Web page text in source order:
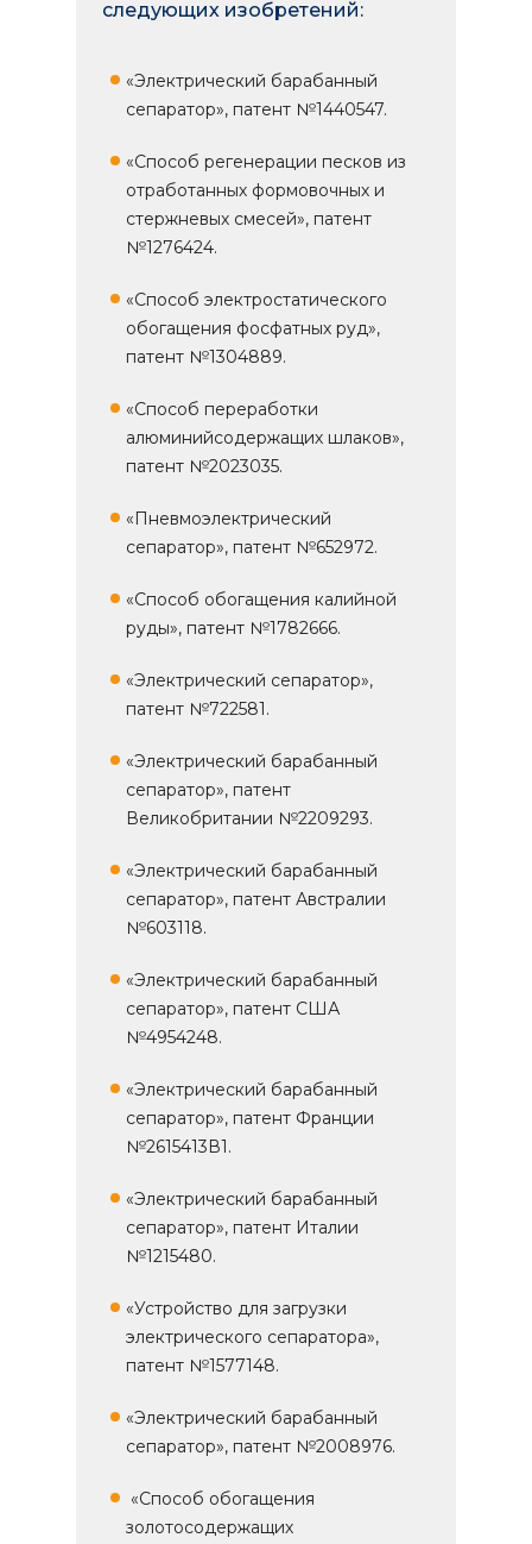
следующих изобретений:
«Электрический барабанный
сепаратор», патент №1440547.
«Способ регенерации песков из
отработанных формовочных и
стержневых смесей», патент
№1276424.
«Способ электростатического
обогащения фосфатных руд»,
патент №1304889.
«Способ переработки
алюминийсодержащих шлаков»,
патент №2023035.
«Пневмоэлектрический
сепаратор», патент №652972.
«Способ обогащения калийной
руды», патент №1782666.
«Электрический сепаратор»,
патент №722581.
«Электрический барабанный
сепаратор», патент
Великобритании №2209293.
«Электрический барабанный
сепаратор», патент Австралии
№603118.
«Электрический барабанный
сепаратор», патент США
№4954248.
«Электрический барабанный
сепаратор», патент Франции
№2615413В1.
«Электрический барабанный
сепаратор», патент Италии
№1215480.
«Устройство для загрузки
электрического сепаратора»,
патент №1577148.
«Электрический барабанный
сепаратор», патент №2008976.
«Способ обогащения
золотосодержащих